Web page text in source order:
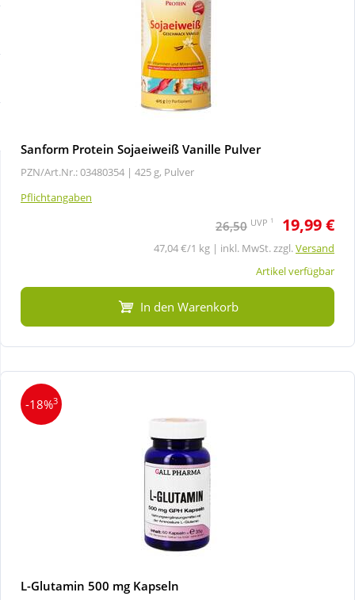
Natur & Homöopathie
Tierbedarf
Wellness
Sanform Protein Sojaeiweiß Vanille Pulver
PZN/Art.Nr.: 03480354 | 425 g, Pulver
Pflichtangaben
26,50 UVP 1 19,99 €
47,04 €/1 kg | inkl. MwSt. zzgl.Versand
Artikel verfügbar
In den Warenkorb
-18%3
L-Glutamin 500 mg Kapseln